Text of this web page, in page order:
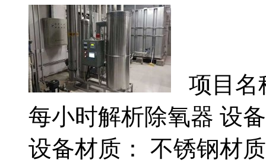
项目名
每小时解析除氧器 设
设备材质： 不锈钢材